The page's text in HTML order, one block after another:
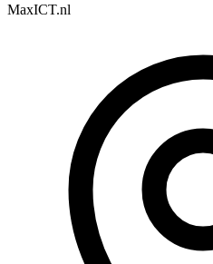
MaxICT.nl